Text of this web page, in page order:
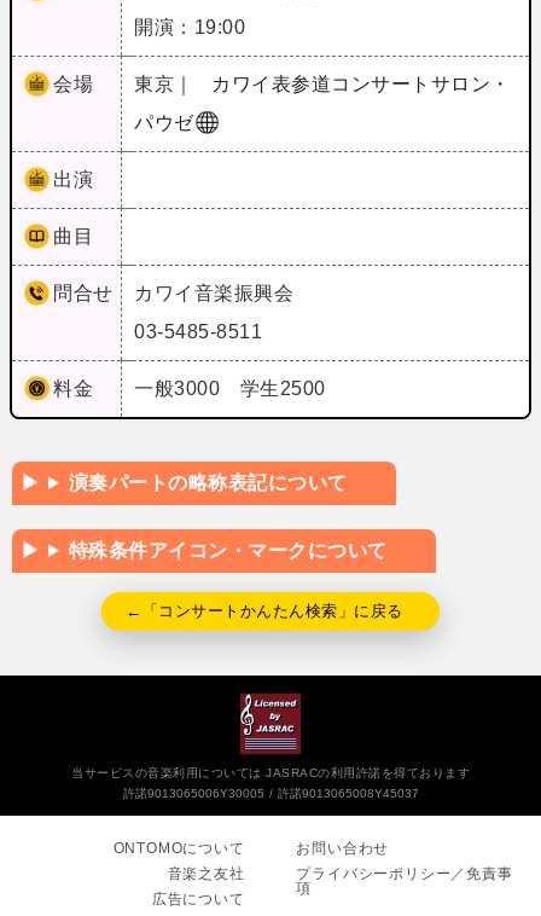
開演：19:00
会場 東京｜
カワイ表参道コンサートサロン・
パウゼ
出演
曲目
問合せ
カワイ音楽振興会
03-5485-8511
料金 一般3000 学生2500
演奏パートの略称表記について
特殊条件アイコン・マークについて
←「コンサートかんたん検索」に戻る
当サービスの音楽利用については JASRACの利用許諾を得ております
許諾9013065006Y30005
許諾9013065008Y45037
ONTOMOについて
音楽之友社
広告について
お問い合わせ
プライバシーポリシー／免責事
項